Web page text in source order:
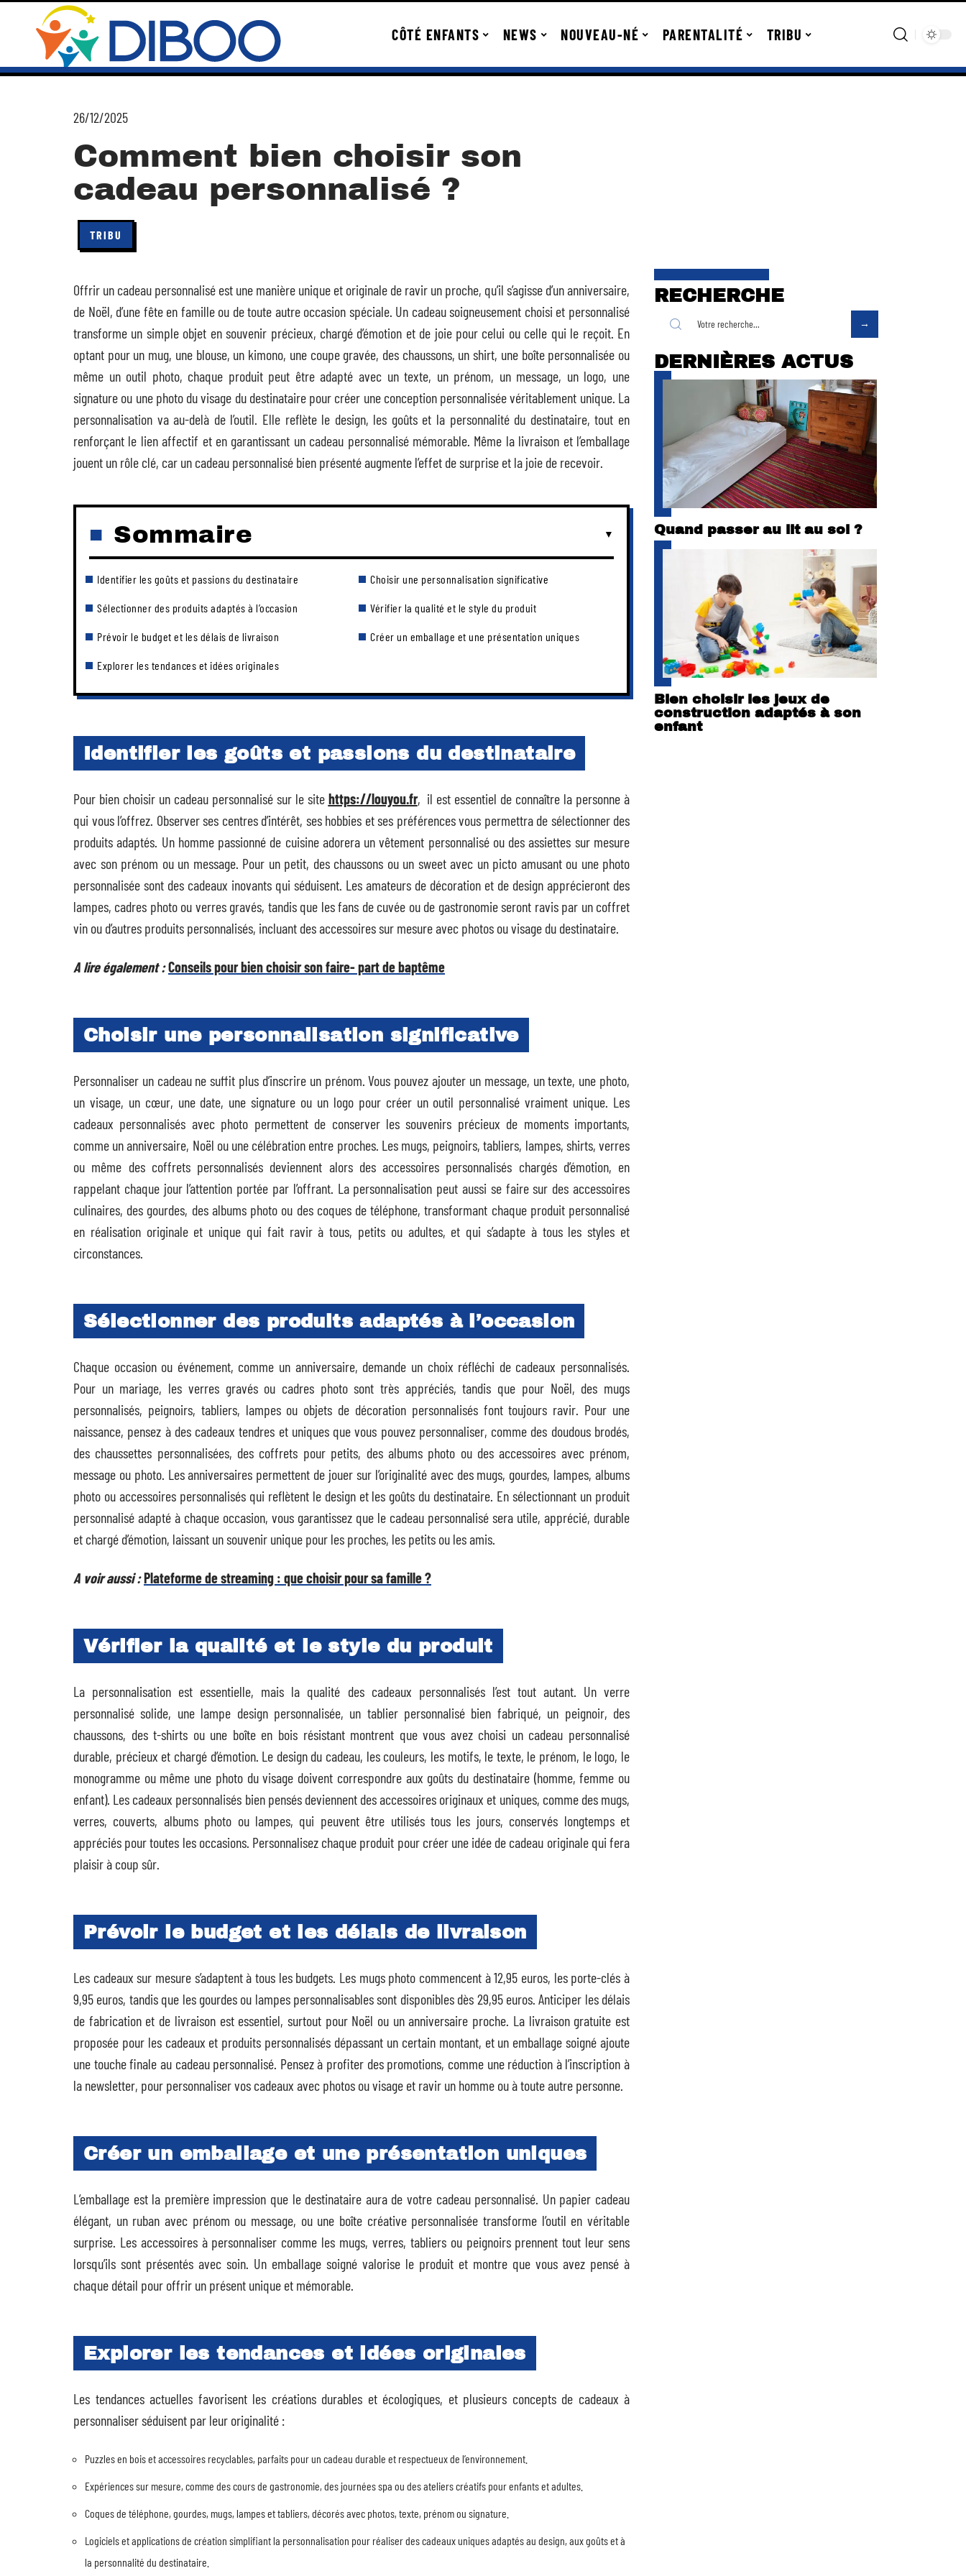
CÔTÉ ENFANTS NEWS NOUVEAU-NÉ PARENTALITÉ TRIBU
26/12/2025
Comment bien choisir son
cadeau personnalisé ?
TRIBU
Offrir un cadeau personnalisé est une manière unique et originale de ravir un proche, qu’il s’agisse d’un anniversaire,
de Noël, d’une fête en famille ou de toute autre occasion spéciale. Un cadeau soigneusement choisi et personnalisé
transforme un simple objet en souvenir précieux, chargé d’émotion et de joie pour celui ou celle qui le reçoit. En
optant pour un mug, une blouse, un kimono, une coupe gravée, des chaussons, un shirt, une boîte personnalisée ou
même un outil photo, chaque produit peut être adapté avec un texte, un prénom, un message, un logo, une
signature ou une photo du visage du destinataire pour créer une conception personnalisée véritablement unique. La
personnalisation va au-delà de l’outil. Elle reflète le design, les goûts et la personnalité du destinataire, tout en
renforçant le lien affectif et en garantissant un cadeau personnalisé mémorable. Même la livraison et l’emballage
jouent un rôle clé, car un cadeau personnalisé bien présenté augmente l’effet de surprise et la joie de recevoir.
Sommaire
Identifier les goûts et passions du destinataire Choisir une personnalisation significative
Sélectionner des produits adaptés à l’occasion Vérifier la qualité et le style du produit
Prévoir le budget et les délais de livraison Créer un emballage et une présentation uniques
Explorer les tendances et idées originales
Identifier les goûts et passions du destinataire
Pour bien choisir un cadeau personnalisé sur le site https://louyou.fr, il est essentiel de connaître la personne à
qui vous l’offrez. Observer ses centres d’intérêt, ses hobbies et ses préférences vous permettra de sélectionner des
produits adaptés. Un homme passionné de cuisine adorera un vêtement personnalisé ou des assiettes sur mesure
avec son prénom ou un message. Pour un petit, des chaussons ou un sweet avec un picto amusant ou une photo
personnalisée sont des cadeaux inovants qui séduisent. Les amateurs de décoration et de design apprécieront des
lampes, cadres photo ou verres gravés, tandis que les fans de cuvée ou de gastronomie seront ravis par un coffret
vin ou d’autres produits personnalisés, incluant des accessoires sur mesure avec photos ou visage du destinataire.
A lire également :Conseils pour bien choisir son faire- part de baptême
Choisir une personnalisation significative
Personnaliser un cadeau ne suffit plus d’inscrire un prénom. Vous pouvez ajouter un message, un texte, une photo,
un visage, un cœur, une date, une signature ou un logo pour créer un outil personnalisé vraiment unique. Les
cadeaux personnalisés avec photo permettent de conserver les souvenirs précieux de moments importants,
comme un anniversaire, Noël ou une célébration entre proches. Les mugs, peignoirs, tabliers, lampes, shirts, verres
ou même des coffrets personnalisés deviennent alors des accessoires personnalisés chargés d’émotion, en
rappelant chaque jour l’attention portée par l’offrant. La personnalisation peut aussi se faire sur des accessoires
culinaires, des gourdes, des albums photo ou des coques de téléphone, transformant chaque produit personnalisé
en réalisation originale et unique qui fait ravir à tous, petits ou adultes, et qui s’adapte à tous les styles et
circonstances.
Sélectionner des produits adaptés à l’occasion
Chaque occasion ou événement, comme un anniversaire, demande un choix réfléchi de cadeaux personnalisés.
Pour un mariage, les verres gravés ou cadres photo sont très appréciés, tandis que pour Noël, des mugs
personnalisés, peignoirs, tabliers, lampes ou objets de décoration personnalisés font toujours ravir. Pour une
naissance, pensez à des cadeaux tendres et uniques que vous pouvez personnaliser, comme des doudous brodés,
des chaussettes personnalisées, des coffrets pour petits, des albums photo ou des accessoires avec prénom,
message ou photo. Les anniversaires permettent de jouer sur l’originalité avec des mugs, gourdes, lampes, albums
photo ou accessoires personnalisés qui reflètent le design et les goûts du destinataire. En sélectionnant un produit
personnalisé adapté à chaque occasion, vous garantissez que le cadeau personnalisé sera utile, apprécié, durable
et chargé d’émotion, laissant un souvenir unique pour les proches, les petits ou les amis.
A voir aussi :Plateforme de streaming : que choisir pour sa famille ?
Vérifier la qualité et le style du produit
La personnalisation est essentielle, mais la qualité des cadeaux personnalisés l’est tout autant. Un verre
personnalisé solide, une lampe design personnalisée, un tablier personnalisé bien fabriqué, un peignoir, des
chaussons, des t-shirts ou une boîte en bois résistant montrent que vous avez choisi un cadeau personnalisé
durable, précieux et chargé d’émotion. Le design du cadeau, les couleurs, les motifs, le texte, le prénom, le logo, le
monogramme ou même une photo du visage doivent correspondre aux goûts du destinataire (homme, femme ou
enfant). Les cadeaux personnalisés bien pensés deviennent des accessoires originaux et uniques, comme des mugs,
verres, couverts, albums photo ou lampes, qui peuvent être utilisés tous les jours, conservés longtemps et
appréciés pour toutes les occasions. Personnalisez chaque produit pour créer une idée de cadeau originale qui fera
plaisir à coup sûr.
Prévoir le budget et les délais de livraison
Les cadeaux sur mesure s’adaptent à tous les budgets. Les mugs photo commencent à 12,95 euros, les porte-clés à
9,95 euros, tandis que les gourdes ou lampes personnalisables sont disponibles dès 29,95 euros. Anticiper les délais
de fabrication et de livraison est essentiel, surtout pour Noël ou un anniversaire proche. La livraison gratuite est
proposée pour les cadeaux et produits personnalisés dépassant un certain montant, et un emballage soigné ajoute
une touche finale au cadeau personnalisé. Pensez à profiter des promotions, comme une réduction à l’inscription à
la newsletter, pour personnaliser vos cadeaux avec photos ou visage et ravir un homme ou à toute autre personne.
Créer un emballage et une présentation uniques
L’emballage est la première impression que le destinataire aura de votre cadeau personnalisé. Un papier cadeau
élégant, un ruban avec prénom ou message, ou une boîte créative personnalisée transforme l’outil en véritable
surprise. Les accessoires à personnaliser comme les mugs, verres, tabliers ou peignoirs prennent tout leur sens
lorsqu’ils sont présentés avec soin. Un emballage soigné valorise le produit et montre que vous avez pensé à
chaque détail pour offrir un présent unique et mémorable.
Explorer les tendances et idées originales
Les tendances actuelles favorisent les créations durables et écologiques, et plusieurs concepts de cadeaux à
personnaliser séduisent par leur originalité :
Puzzles en bois et accessoires recyclables, parfaits pour un cadeau durable et respectueux de l’environnement.
Expériences sur mesure, comme des cours de gastronomie, des journées spa ou des ateliers créatifs pour enfants et adultes.
Coques de téléphone, gourdes, mugs, lampes et tabliers, décorés avec photos, texte, prénom ou signature.
Logiciels et applications de création simplifiant la personnalisation pour réaliser des cadeaux uniques adaptés au design, aux goûts et à
la personnalité du destinataire.
RECHERCHE
DERNIÈRES ACTUS
Quand passer au lit au sol ?
Bien choisir les jeux de
construction adaptés à son
enfant